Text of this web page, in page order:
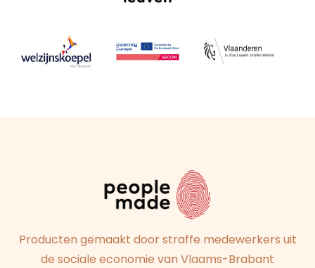
Producten gemaakt door straffe medewerkers uit
de sociale economie van Vlaams-Brabant